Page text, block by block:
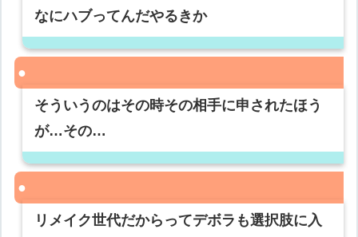
なにハブってんだやるきか
そういうのはその時その相手に申されたほう
が…その…
リメイク世代だからってデボラも選択肢に入